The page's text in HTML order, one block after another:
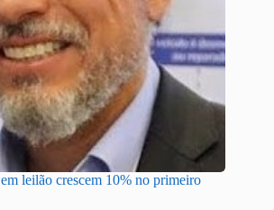
leilão crescem 10% no primeiro